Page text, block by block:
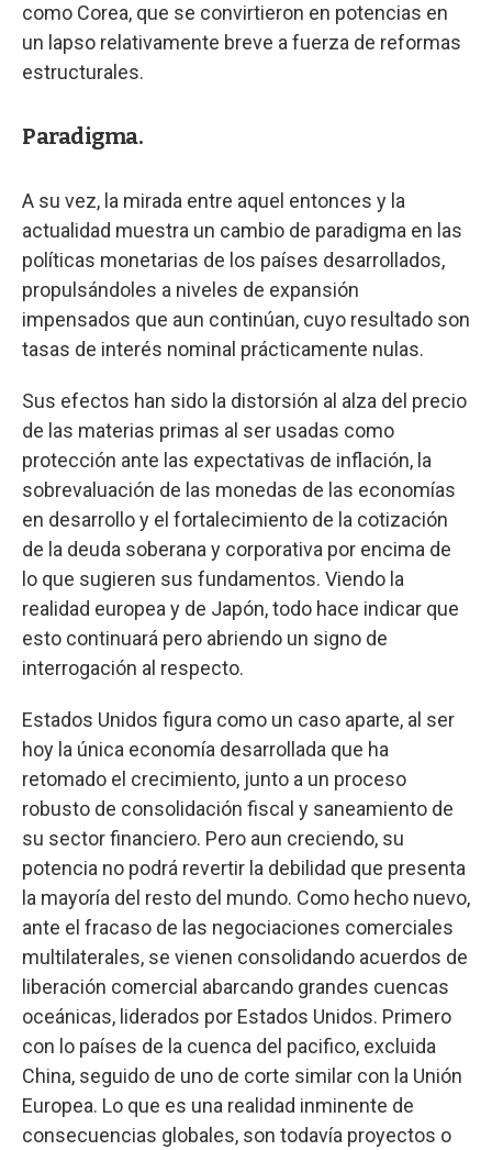
como Corea, que se convirtieron en potencias en
un lapso relativamente breve a fuerza de reformas
estructurales.
Paradigma.
A su vez, la mirada entre aquel entonces y la
actualidad muestra un cambio de paradigma en las
políticas monetarias de los países desarrollados,
propulsándoles a niveles de expansión
impensados que aun continúan, cuyo resultado son
tasas de interés nominal prácticamente nulas.
Sus efectos han sido la distorsión al alza del precio
de las materias primas al ser usadas como
protección ante las expectativas de inflación, la
sobrevaluación de las monedas de las economías
en desarrollo y el fortalecimiento de la cotización
de la deuda soberana y corporativa por encima de
lo que sugieren sus fundamentos. Viendo la
realidad europea y de Japón, todo hace indicar que
esto continuará pero abriendo un signo de
interrogación al respecto.
Estados Unidos figura como un caso aparte, al ser
hoy la única economía desarrollada que ha
retomado el crecimiento, junto a un proceso
robusto de consolidación fiscal y saneamiento de
su sector financiero. Pero aun creciendo, su
potencia no podrá revertir la debilidad que presenta
la mayoría del resto del mundo. Como hecho nuevo,
ante el fracaso de las negociaciones comerciales
multilaterales, se vienen consolidando acuerdos de
liberación comercial abarcando grandes cuencas
oceánicas, liderados por Estados Unidos. Primero
con lo países de la cuenca del pacifico, excluida
China, seguido de uno de corte similar con la Unión
Europea. Lo que es una realidad inminente de
consecuencias globales, son todavía proyectos o